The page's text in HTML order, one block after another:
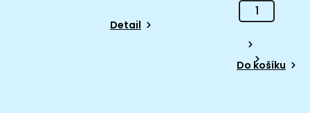
Detail
Do košíku